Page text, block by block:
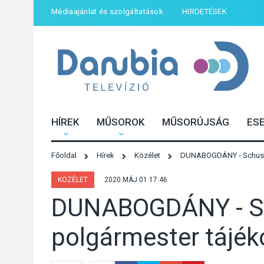
Médiaajánlat és szolgáltatások HIRDETÉSEK
HÍREK MŰSOROK MŰSORÚJSÁG
Főoldal Hírek Közélet DUNABOGDÁNY -
KÖZÉLET 2020 MÁJ 01 17:46
DUNABOGDÁNY -
polgármester